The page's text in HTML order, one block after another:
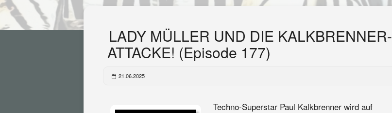
LADY MÜLLER UND DIE KALKBRENNER-
ATTACKE! (Episode 177)
21.06.2025
Techno-Superstar Paul Kalkbrenner wird auf